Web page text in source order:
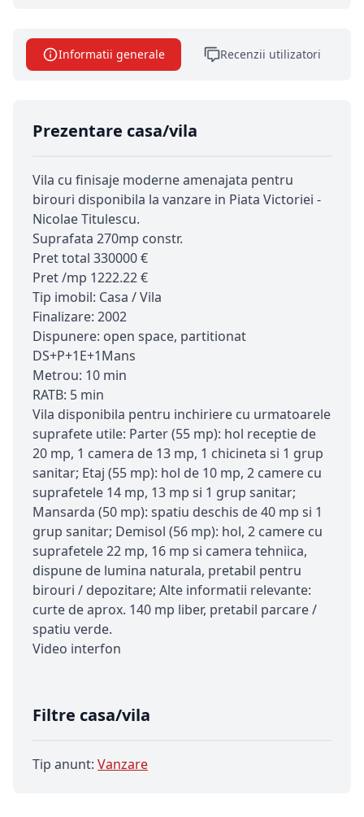
Informatii generale Recenzii utilizatori
Prezentare casa/vila
Vila cu finisaje moderne amenajata pentru
birouri disponibila la vanzare in Piata Victoriei -
Nicolae Titulescu.
Suprafata 270mp constr.
Pret total 330000 €
Pret /mp 1222.22 €
Tip imobil: Casa / Vila
Finalizare: 2002
Dispunere: open space, partitionat
DS+P+1E+1Mans
Metrou: 10 min
RATB: 5 min
Vila disponibila pentru inchiriere cu urmatoarele
suprafete utile: Parter (55 mp): hol receptie de
20 mp, 1 camera de 13 mp, 1 chicineta si 1 grup
sanitar; Etaj (55 mp): hol de 10 mp, 2 camere cu
suprafetele 14 mp, 13 mp si 1 grup sanitar;
Mansarda (50 mp): spatiu deschis de 40 mp si 1
grup sanitar; Demisol (56 mp): hol, 2 camere cu
suprafetele 22 mp, 16 mp si camera tehniica,
dispune de lumina naturala, pretabil pentru
birouri / depozitare; Alte informatii relevante:
curte de aprox. 140 mp liber, pretabil parcare /
spatiu verde.
Video interfon
Filtre casa/vila
Tip anunt: Vanzare